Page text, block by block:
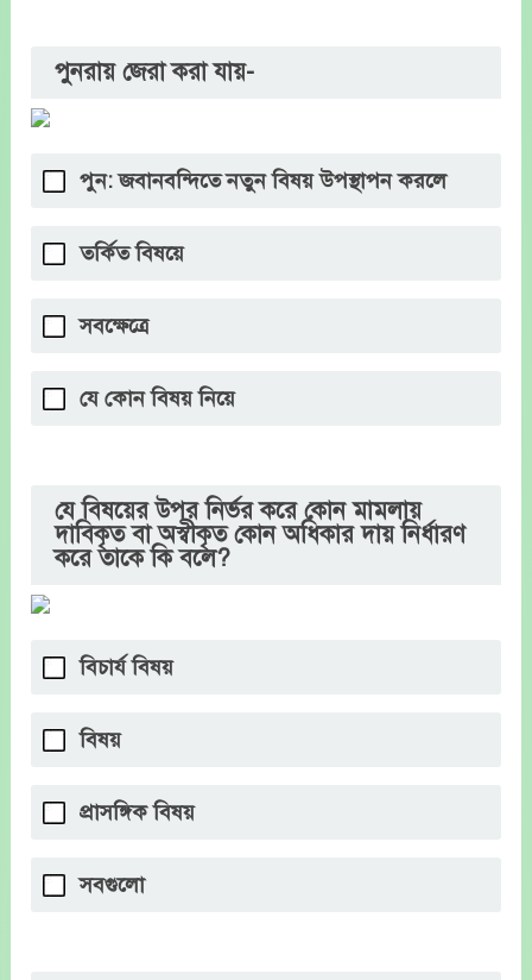
পুনরায় জেরা করা যায়-
পুন: জবানবন্দিতে নতুন বিষয় উপস্থাপন করলে
তর্কিত বিষয়ে
সবক্ষেত্রে
যে কোন বিষয় নিয়ে
যে বিষয়ের উপর নির্ভর করে কোন মামলায়
দাবিকৃত বা অস্বীকৃত কোন অধিকার দায় নির্ধারণ
করে তাকে কি বলে?
বিচার্য বিষয়
বিষয়
প্রাসঙ্গিক বিষয়
সবগুলো